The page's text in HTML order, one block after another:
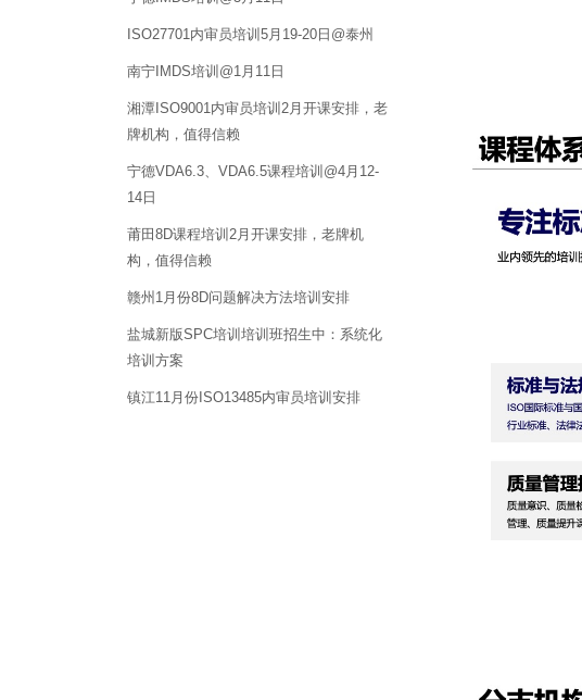
ISO27701内审员培训5月19-20日@泰州
南宁IMDS培训@1月11日
湘潭ISO9001内审员培训2月开课安排，老
牌机构，值得信赖
宁德VDA6.3、VDA6.5课程培训@4月12-
14日
莆田8D课程培训2月开课安排，老牌机
构，值得信赖
赣州1月份8D问题解决方法培训安排
盐城新版SPC培训培训班招生中：系统化
培训方案
镇江11月份ISO13485内审员培训安排